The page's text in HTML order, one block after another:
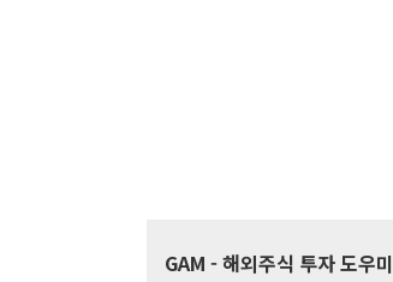
GAM - 해외주식 투자 도우미